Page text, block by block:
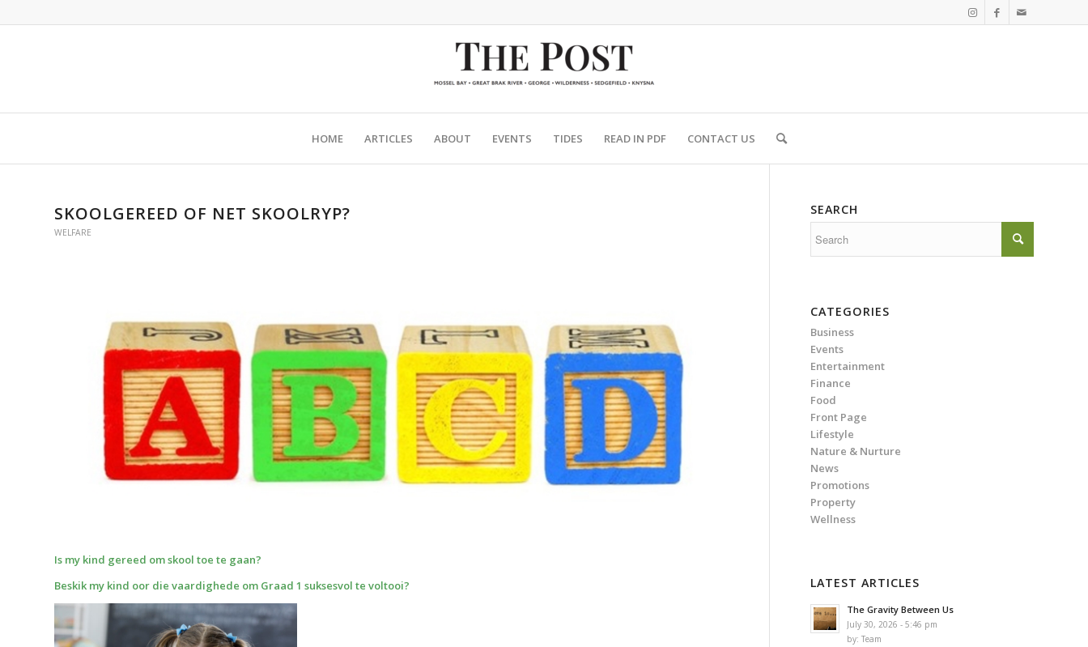
HOME ARTICLES ABOUT EVENTS TIDES READ IN PDF CONTACT US
SKOOLGEREED OF NET SKOOLRYP?
WELFARE
Is my kind gereed om skool toe te gaan?
Beskik my kind oor die vaardighede om Graad 1 suksesvol te voltooi?
SEARCH
CATEGORIES
Business
Events
Entertainment
Finance
Food
Front Page
Lifestyle
Nature & Nurture
News
Promotions
Property
Wellness
LATEST ARTICLES
The Gravity Between Us
July 30, 2026 - 5:46 pm
by:Team